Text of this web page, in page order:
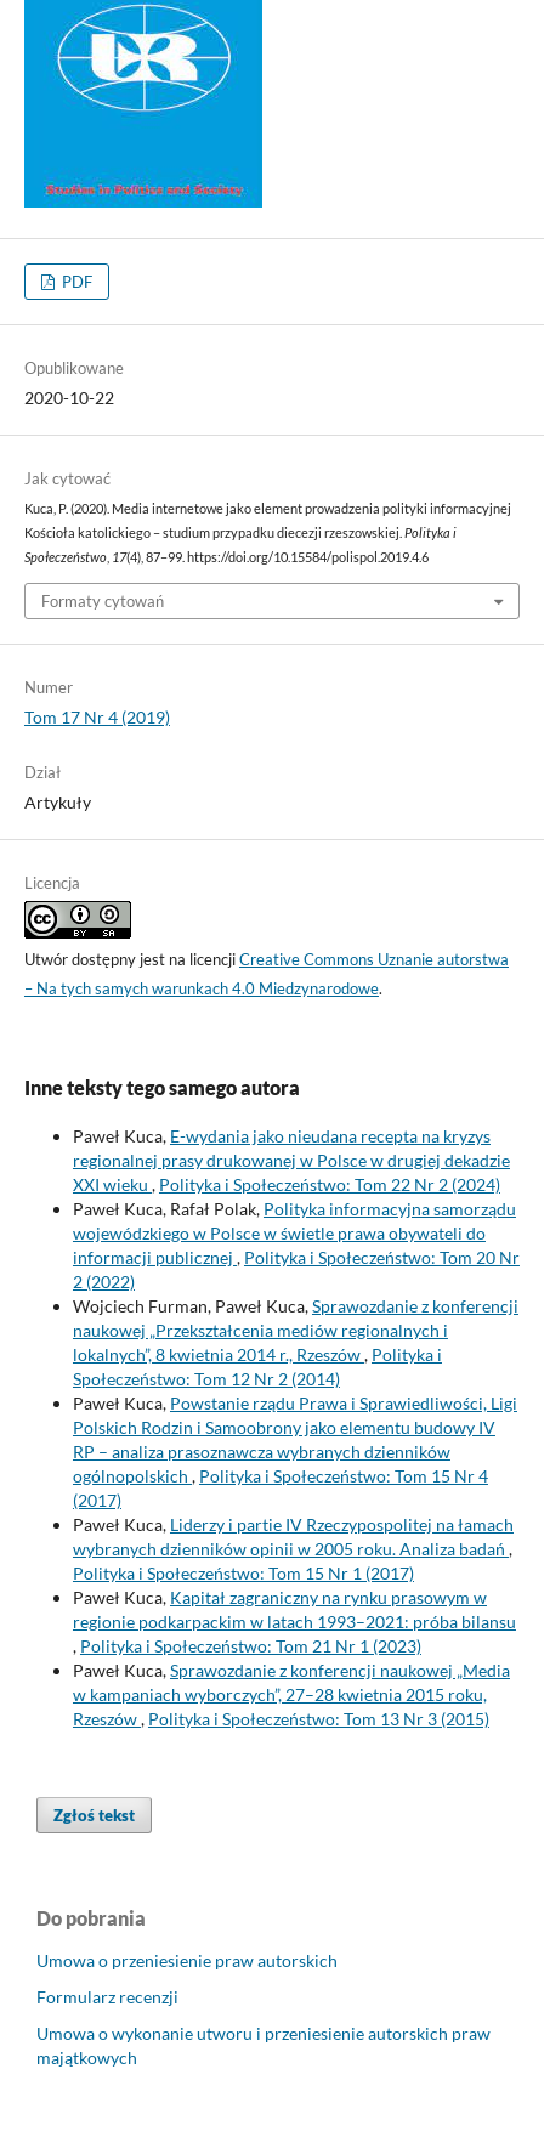
PDF
Opublikowane
2020-10-22
Jak cytować
Kuca, P. (2020). Media internetowe jako element prowadzenia polityki informacyjnej
Kościoła katolickiego – studium przypadku diecezji rzeszowskiej. Polityka i
Społeczeństwo, 17(4), 87–99. https://doi.org/10.15584/polispol.2019.4.6
Formaty cytowań
Numer
Tom 17 Nr 4 (2019)
Dział
Artykuły
Licencja
Utwór dostępny jest na licencjiCreative Commons Uznanie autorstwa
– Na tych samych warunkach 4.0 Miedzynarodowe.
Inne teksty tego samego autora
Paweł Kuca, E-wydania jako nieudana recepta na kryzys
regionalnej prasy drukowanej w Polsce w drugiej dekadzie
XXI wieku , Polityka i Społeczeństwo: Tom 22 Nr 2 (2024)
Paweł Kuca, Rafał Polak, Polityka informacyjna samorządu
wojewódzkiego w Polsce w świetle prawa obywateli do
informacji publicznej , Polityka i Społeczeństwo: Tom 20 Nr
2 (2022)
Wojciech Furman, Paweł Kuca,Sprawozdanie z konferencji
naukowej „Przekształcenia mediów regionalnych i
lokalnych”, 8 kwietnia 2014 r., Rzeszów, Polityka i
Społeczeństwo: Tom 12 Nr 2 (2014)
Paweł Kuca, Powstanie rządu Prawa i Sprawiedliwości, Ligi
Polskich Rodzin i Samoobrony jako elementu budowy IV
RP – analiza prasoznawcza wybranych dzienników
ogólnopolskich , Polityka i Społeczeństwo: Tom 15 Nr 4
(2017)
Paweł Kuca, Liderzy i partie IV Rzeczypospolitej na łamach
wybranych dzienników opinii w 2005 roku. Analiza badań ,
Polityka i Społeczeństwo: Tom 15 Nr 1 (2017)
Paweł Kuca, Kapitał zagraniczny na rynku prasowym w
regionie podkarpackim w latach 1993–2021: próba bilansu
, Polityka i Społeczeństwo: Tom 21 Nr 1 (2023)
Paweł Kuca,Sprawozdanie z konferencji naukowej „Media
w kampaniach wyborczych”, 27–28 kwietnia 2015 roku,
Rzeszów, Polityka i Społeczeństwo: Tom 13 Nr 3 (2015)
Zgłoś tekst
Do pobrania
Umowa o przeniesienie praw autorskich
Formularz recenzji
Umowa o wykonanie utworu i przeniesienie autorskich praw
majątkowych